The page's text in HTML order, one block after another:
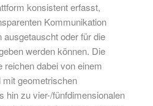
konsistent erfasst,
Kommunikation
oder für die
werden können. Die
reichen dabei von einem
geometrischen
hin zu vier-/fünfdimensionalen